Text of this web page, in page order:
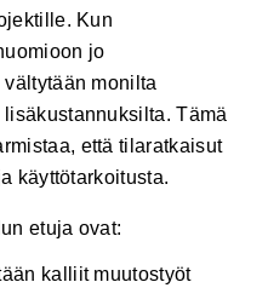
Kun
jo
monilta
Tämä
että tilaratkaisut
käyttötarkoitusta.
etuja ovat:
kalliit muutostyöt